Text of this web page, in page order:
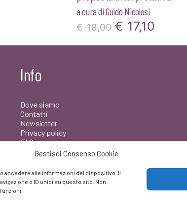
Gestisci Consenso Cookie
accedere alle informazioni del dispositivo. Il
o ID unici su questo sito. Non
a cura diGuido Nicolosi
€ 18,00 Il
prezzo
€ 17,10
Info
Dove siamo
Contatti
Newsletter
Privacy policy
FAQ
Facebook